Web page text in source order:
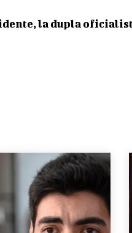
la dupla